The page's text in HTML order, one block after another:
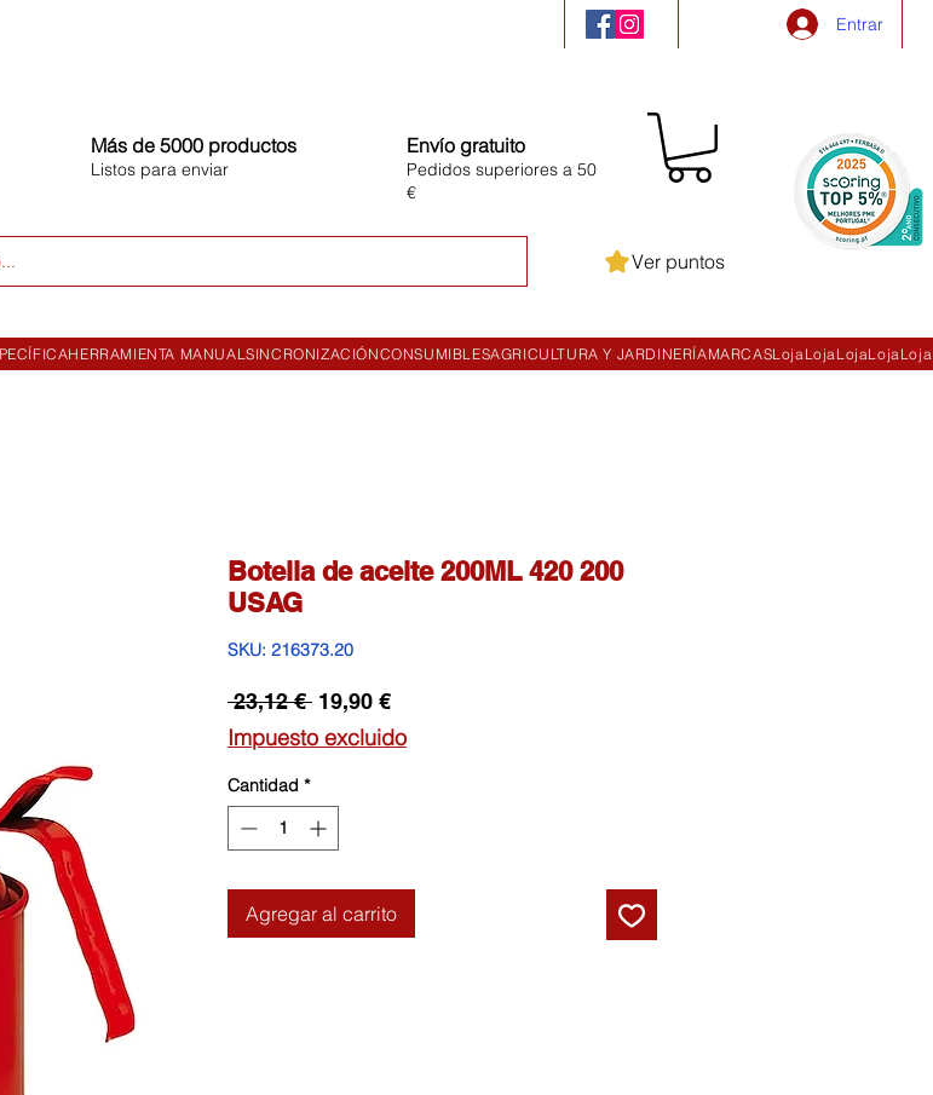
Entrar
Más de 5000 productos
Listos para enviar
Envío gratuito
Pedidos superiores a 50
€
Ver puntos
HERRAMIENTA MANUALSINCRONIZACIÓNCONSUMIBLESAGRICULTURA Y JARDINERÍAMARCASLojaLojaLojaLojaLoja
Botella de aceite 200ML 420 200
USAG
SKU: 216373.20
23,12 € Precio
19,90 €Precio
de
oferta
Impuesto excluido
Cantidad *
Agregar al carrito